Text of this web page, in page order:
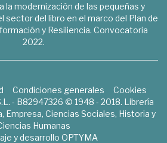
la modernización de las pequeñas y
sector del libro en el marco del Plan de
y Resiliencia. Convocatoria
2022.
Condiciones generales
Cookies
- B82947326 © 1948 - 2018. Librería
Empresa, Ciencias Sociales, Historia y
Humanas
y desarrollo OPTYMA